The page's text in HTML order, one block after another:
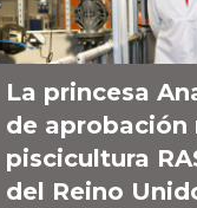
La princesa
de aprobación
piscicultura
del Reino